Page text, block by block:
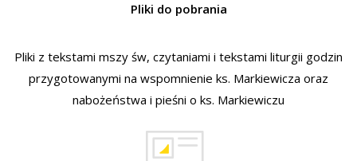
Pliki do pobrania
Pliki z tekstami mszy św, czytaniami i tekstami liturgii godzin
przygotowanymi na wspomnienie ks. Markiewicza oraz
nabożeństwa i pieśni o ks. Markiewiczu